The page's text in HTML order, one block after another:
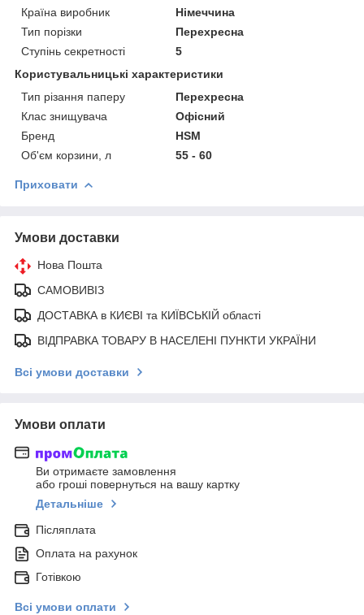
Країна виробник
Німеччина
Тип порізки
Перехресна
Ступінь секретності
5
Користувальницькі характеристики
Тип різання паперу
Перехресна
Клас знищувача
Офісний
Бренд
HSM
Об'єм корзини, л
55 - 60
Приховати
Умови доставки
Нова Пошта
САМОВИВІЗ
ДОСТАВКА в КИЄВІ та КИЇВСЬКІЙ області
ВІДПРАВКА ТОВАРУ В НАСЕЛЕНІ ПУНКТИ УКРАЇНИ
Всі умови доставки
Умови оплати
Ви отримаєте замовлення
або гроші повернуться на вашу картку
Детальніше
Післяплата
Оплата на рахунок
Готівкою
Всі умови оплати